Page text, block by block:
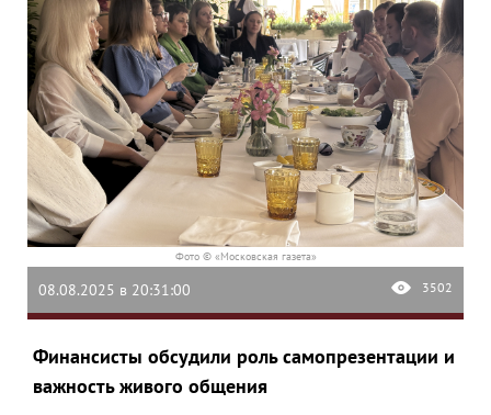
Фото © «Московская газета»
08.08.2025 в 20:31:00 3502
Финансисты обсудили роль самопрезентации и
важность живого общения